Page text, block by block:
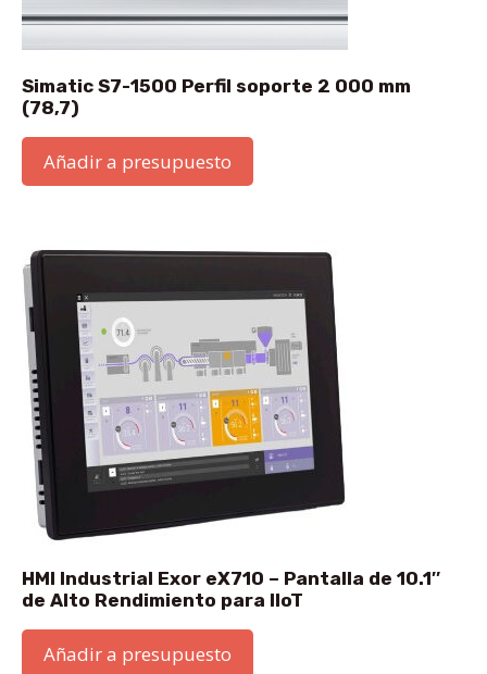
Simatic S7-1500 Perfil soporte 2 000 mm
(78,7)
Añadir a presupuesto
HMI Industrial Exor eX710 – Pantalla de 10.1″
de Alto Rendimiento para IIoT
Añadir a presupuesto